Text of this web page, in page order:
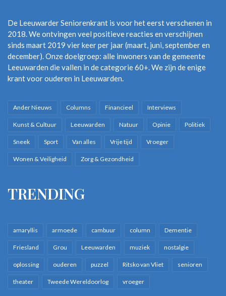
De Leeuwarder Seniorenkrant is voor het eerst verschenen in
2018. We ontvingen veel positieve reacties en verschijnen
sinds maart 2019 vier keer per jaar (maart, juni, september en
december). Onze doelgroep: alle inwoners van de gemeente
Leeuwarden die vallen in de categorie 60+. We zijn de enige
krant voor ouderen in Leeuwarden.
Ander Nieuws Columns Financieel Interviews
Kunst & Cultuur Leeuwarden Natuur Opinie Politiek
Sneek Sport Van alles Vrije tijd Vroeger
Wonen & Veiligheid Zorg & Gezondheid
TRENDING
amaryllis armoede cambuur column Dementie
Friesland Grou Leeuwarden muziek nostalgie
oplossing ouderen puzzel Ritsko van Vliet senioren
theater Tweede Wereldoorlog vroeger